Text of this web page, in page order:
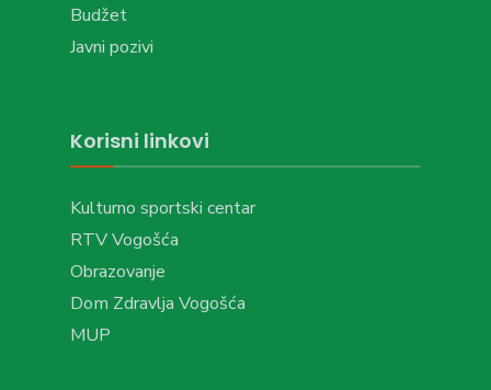
Budžet
Javni pozivi
Korisni linkovi
Kulturno sportski centar
RTV Vogošća
Obrazovanje
Dom Zdravlja Vogošća
MUP